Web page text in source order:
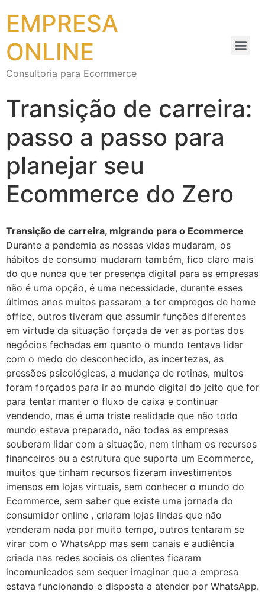
EMPRESA
ONLINE
Consultoria para Ecommerce
Transição de carreira:
passo a passo para
planejar seu
Ecommerce do Zero
Transição de carreira, migrando para o Ecommerce
Durante a pandemia as nossas vidas mudaram, os
hábitos de consumo mudaram também, fico claro mais
do que nunca que ter presença digital para as empresas
não é uma opção, é uma necessidade, durante esses
últimos anos muitos passaram a ter empregos de home
office, outros tiveram que assumir funções diferentes
em virtude da situação forçada de ver as portas dos
negócios fechadas em quanto o mundo tentava lidar
com o medo do desconhecido, as incertezas, as
pressões psicológicas, a mudança de rotinas, muitos
foram forçados para ir ao mundo digital do jeito que for
para tentar manter o fluxo de caixa e continuar
vendendo, mas é uma triste realidade que não todo
mundo estava preparado, não todas as empresas
souberam lidar com a situação, nem tinham os recursos
financeiros ou a estrutura que suporta um Ecommerce,
muitos que tinham recursos fizeram investimentos
imensos em lojas virtuais, sem conhecer o mundo do
Ecommerce, sem saber que existe uma jornada do
consumidor online , criaram lojas lindas que não
venderam nada por muito tempo, outros tentaram se
virar com o WhatsApp mas sem canais e audiência
criada nas redes sociais os clientes ficaram
incomunicados sem sequer imaginar que a empresa
estava funcionando e disposta a atender por WhatsApp.